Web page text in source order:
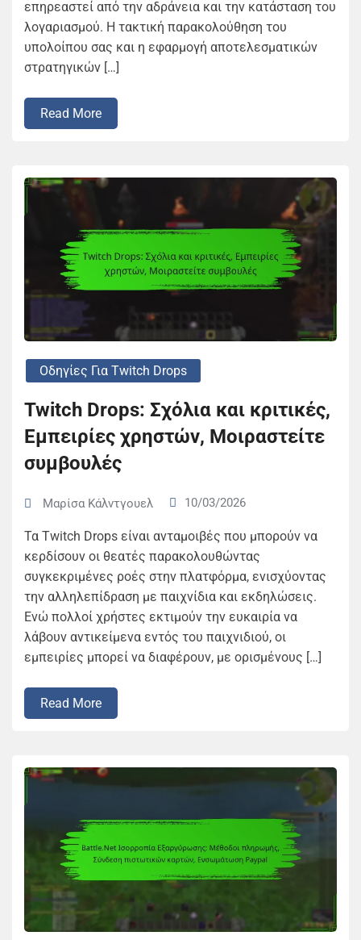
επηρεαστεί από την αδράνεια και την κατάσταση του
λογαριασμού. Η τακτική παρακολούθηση του
υπολοίπου σας και η εφαρμογή αποτελεσματικών
στρατηγικών […]
Read More
Οδηγίες Για Twitch Drops
Twitch Drops: Σχόλια και κριτικές,
Εμπειρίες χρηστών, Μοιραστείτε
συμβουλές
Μαρίσα Κάλντγουελ 10/03/2026
Τα Twitch Drops είναι ανταμοιβές που μπορούν να
κερδίσουν οι θεατές παρακολουθώντας
συγκεκριμένες ροές στην πλατφόρμα, ενισχύοντας
την αλληλεπίδραση με παιχνίδια και εκδηλώσεις.
Ενώ πολλοί χρήστες εκτιμούν την ευκαιρία να
λάβουν αντικείμενα εντός του παιχνιδιού, οι
εμπειρίες μπορεί να διαφέρουν, με ορισμένους […]
Read More